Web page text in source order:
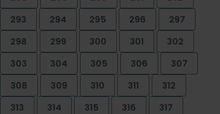
293
294 295 296
297
298
299 300 301
302
303
304 305 306
307
308
309 310 311
312
313
314 315 316
317